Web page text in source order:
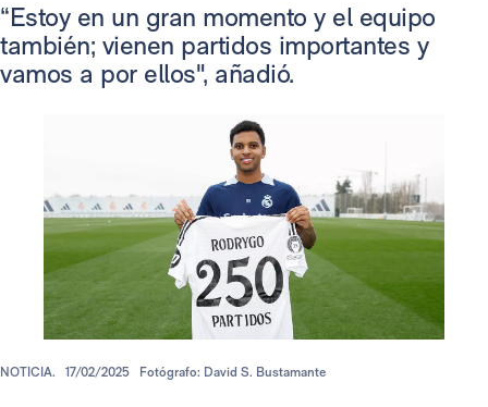
“Estoy en un gran momento y el equipo
también; vienen partidos importantes y
vamos a por ellos", añadió.
NOTICIA. 17/02/2025 Fotógrafo: David S. Bustamante